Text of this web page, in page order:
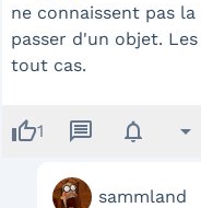
ne connaissent pas
passer d'un objet.
tout cas.
thumb_up1 message notifications arrow_drop_down
sammland